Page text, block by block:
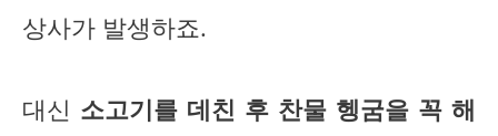
상사가 발생하죠.
대신 소고기를 데친 후 찬물 헹굼을 꼭 해